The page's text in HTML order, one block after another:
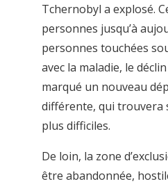
Tchernobyl a explosé.
personnes jusqu’à
personnes touchées
avec la maladie, le
marqué un nouveau
différente, qui trouvera
plus difficiles.
De loin, la zone
être abandonnée,